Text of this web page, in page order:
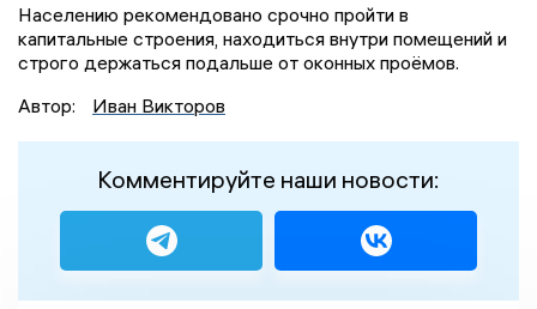
Населению рекомендовано срочно пройти в
капитальные строения, находиться внутри помещений и
строго держаться подальше от оконных проёмов.
Автор:
Иван Викторов
Комментируйте наши новости: